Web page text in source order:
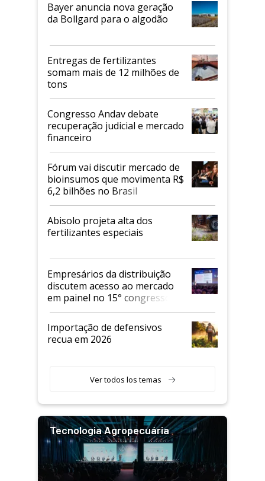
Bayer anuncia nova geração
da Bollgard para o algodão
Entregas de fertilizantes
somam mais de 12 milhões de
tons
Congresso Andav debate
recuperação judicial e mercado
financeiro
Fórum vai discutir mercado de
bioinsumos que movimenta R$
6,2 bilhões no Brasil
Abisolo projeta alta dos
fertilizantes especiais
Empresários da distribuição
discutem acesso ao mercado
em painel no 15° congresso
Andav
Importação de defensivos
recua em 2026
Ver todos los temas
Tecnologia Agropecuária